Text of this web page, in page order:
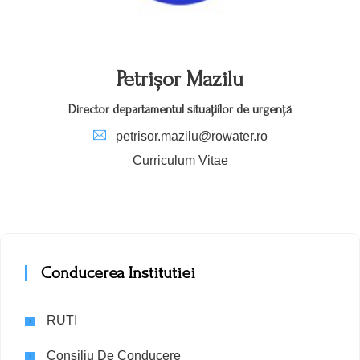
Petrișor Mazilu
Director departamentul situațiilor de urgență
petrisor.mazilu@rowater.ro
Curriculum Vitae
Conducerea Institutiei
RUTI
Consiliu De Conducere